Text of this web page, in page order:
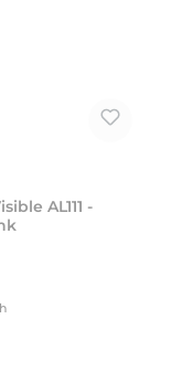
AL111 -